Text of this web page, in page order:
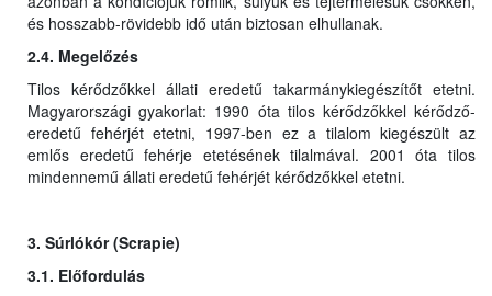
és hosszabb-rövidebb idő után biztosan elhullanak.
2.4. Megelőzés
Tilos kérődzőkkel állati eredetű takarmánykiegészítőt etetni.
Magyarországi gyakorlat: 1990 óta tilos kérődzőkkel kérődző-
eredetű fehérjét etetni, 1997-ben ez a tilalom kiegészült az
emlős eredetű fehérje etetésének tilalmával. 2001 óta tilos
mindennemű állati eredetű fehérjét kérődzőkkel etetni.
3. Súrlókór (Scrapie)
3.1. Előfordulás